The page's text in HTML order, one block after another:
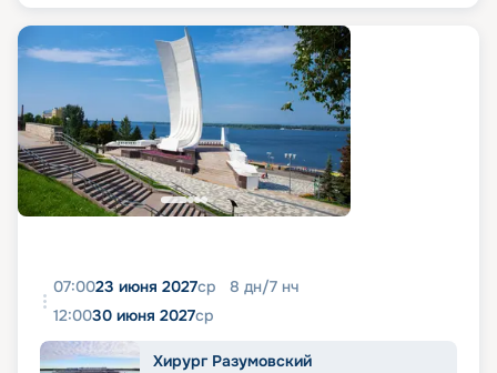
07:0023 июня 2027ср 8 дн/7 нч
12:0030 июня 2027ср
Хирург Разумовский